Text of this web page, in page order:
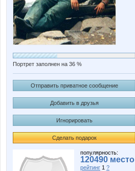
Портрет заполнен на 36 %
Отправить приватное сообщение
Добавить в друзья
Игнорировать
Сделать подарок
популярность:
120490 место
рейтинг 1 ?